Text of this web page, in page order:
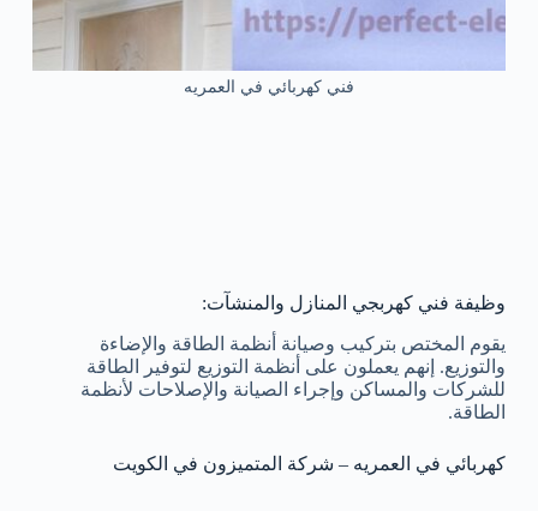
فني كهربائي في العمريه
وظيفة فني كهربجي المنازل والمنشآت:
يقوم المختص بتركيب وصيانة أنظمة الطاقة والإضاءة
والتوزيع. إنهم يعملون على أنظمة التوزيع لتوفير الطاقة
للشركات والمساكن وإجراء الصيانة والإصلاحات لأنظمة
الطاقة.
كهربائي في العمريه – شركة المتميزون في الكويت